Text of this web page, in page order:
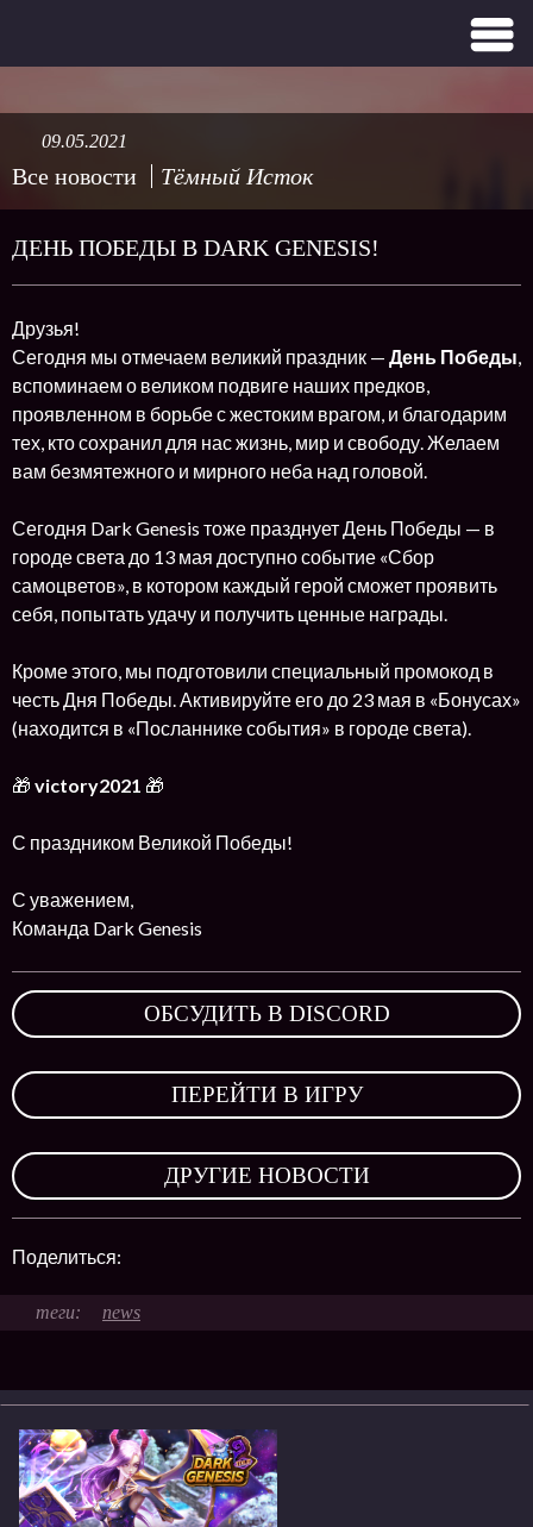
Все новости Тёмный Исток
09.05.2021
ДЕНЬ ПОБЕДЫ В DARK GENESIS!
Друзья!
Сегодня мы отмечаем великий праздник — День Победы,
вспоминаем о великом подвиге наших предков,
проявленном в борьбе с жестоким врагом, и благодарим
тех, кто сохранил для нас жизнь, мир и свободу. Желаем
вам безмятежного и мирного неба над головой.
Сегодня Dark Genesis тоже празднует День Победы — в
городе света до 13 мая доступно событие «Сбор
самоцветов», в котором каждый герой сможет проявить
себя, попытать удачу и получить ценные награды.
Кроме этого, мы подготовили специальный промокод в
честь Дня Победы. Активируйте его до 23 мая в «Бонусах»
(находится в «Посланнике события» в городе света).
🎁 victory2021 🎁
С праздником Великой Победы!
С уважением,
Команда Dark Genesis
ОБСУДИТЬ В DISCORD
ПЕРЕЙТИ В ИГРУ
ДРУГИЕ НОВОСТИ
Поделиться:
news